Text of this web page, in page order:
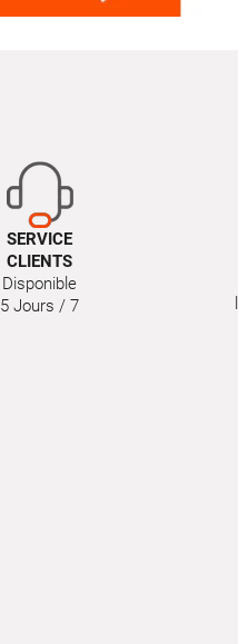
SERVICE
CLIENTS
Disponible
5 Jours / 7